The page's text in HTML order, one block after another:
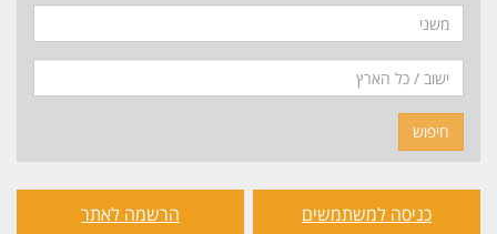
חיפוש
כניסה למשתמשים הרשמה לאתר